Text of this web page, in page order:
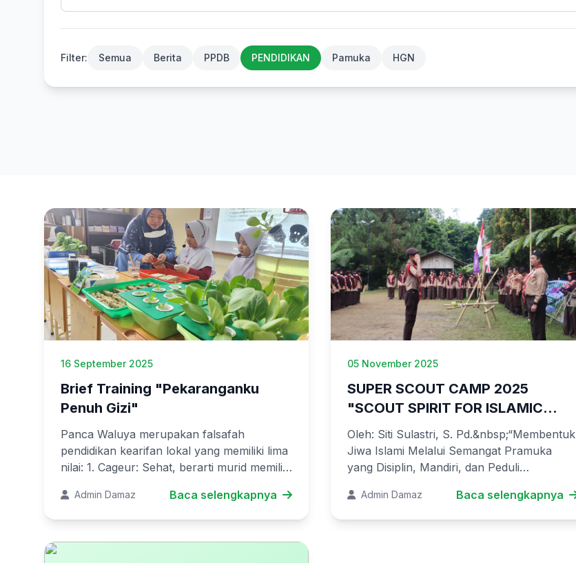
Filter: Semua Berita PPDB PENDIDIKAN Pamuka HGN
16 September 2025
Brief Training "Pekaranganku
Penuh Gizi"
Panca Waluya merupakan falsafah
pendidikan kearifan lokal yang memiliki lima
nilai: 1. Cageur: Sehat, berarti murid memiliki
hati, berarti murid memiliki si...
Admin Damaz Baca selengkapnya
05 November 2025
SUPER SCOUT CAMP 2025
"SCOUT SPIRIT FOR ISLAMIC
FUTURE LEADERS"
Oleh: Siti Sulastri, S. Pd.&nbsp;“Membentuk
Jiwa Islami Melalui Semangat Pramuka
yang Disiplin, Mandiri, dan Peduli
Cikoneng Camping Ground, Bogor, Jawa
Barat pada t...
Admin Damaz Baca selengkapnya